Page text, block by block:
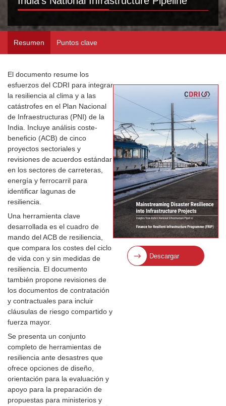
Resumen Puntos clave
El documento resume los
esfuerzos del CDRI para integrar
la resiliencia al clima y a las
catástrofes en el Plan Nacional
de Infraestructuras (PNI) de la
India. Incluye análisis coste-
beneficio (ACB) de cinco
proyectos sectoriales y
revisiones de acuerdos estándar
en los sectores de carreteras,
energía y ferrocarril para
identificar lagunas de
resiliencia.
Una herramienta clave
desarrollada es el cuadro de
mando del ACB de resiliencia,
que compara los costes del ciclo
de vida con y sin medidas de
resiliencia. El documento
también propone revisiones de
los documentos de contratación
y contractuales para incluir
cláusulas de riesgo compartido y
fuerza mayor.
Se presenta un conjunto
completo de herramientas de
resiliencia ante desastres que
ofrece opciones de diseño,
orientación para la evaluación y
apoyo para la preparación de
propuestas para ministerios y
Descargar